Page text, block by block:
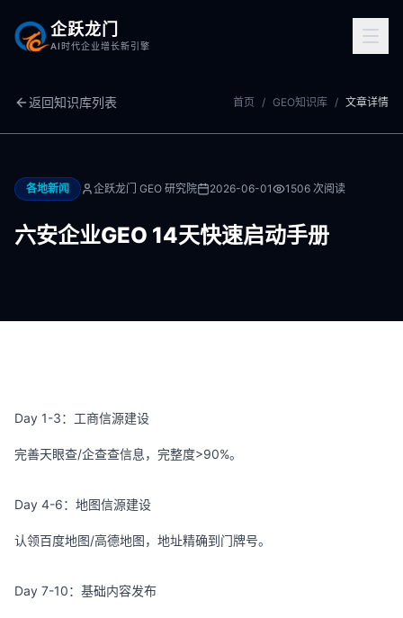
企跃龙门
AI时代企业增长新引擎
返回知识库列表 首页 / GEO知识库 / 文章详情
各地新闻 企跃龙门 GEO 研究院 2026-06-01 1506 次阅读
六安企业GEO 14天快速启动手册
Day 1-3：工商信源建设
完善天眼查/企查查信息，完整度>90%。
Day 4-6：地图信源建设
认领百度地图/高德地图，地址精确到门牌号。
Day 7-10：基础内容发布